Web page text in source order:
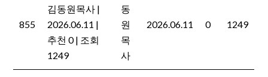
855
김동원목사 |
2026.06.11 |
추천 0| 조회
1249
동
원
목
사
2026.06.11 0 1249